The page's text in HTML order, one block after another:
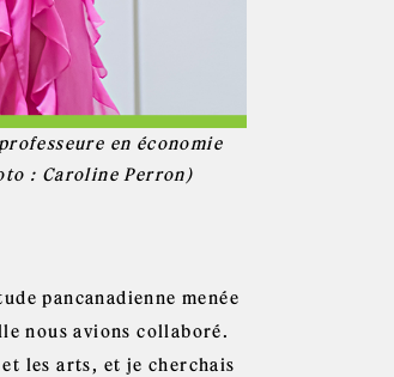
en économie
: Caroline Perron)
pancanadienne menée
nous avions collaboré.
les arts, et je cherchais